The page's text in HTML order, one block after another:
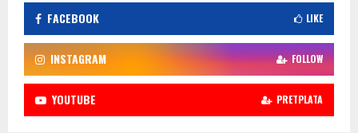
FACEBOOK LIKE
INSTAGRAM FOLLOW
YOUTUBE PRETPLATA